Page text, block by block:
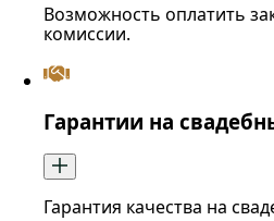
Возможность оплатить
комиссии.
Гарантии на
Гарантия качества на